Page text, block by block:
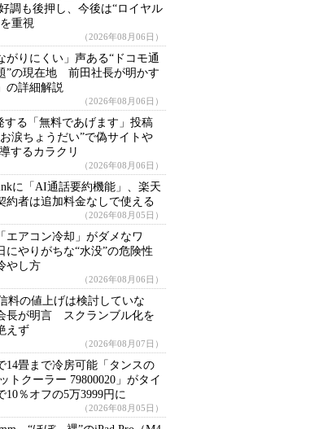
調も後押し、今後は“ロイヤル
重視
（2026年08月06日）
がりにくい」声ある“ドコモ通
”の現在地 前田社長が明かす
の詳細解説
（2026年08月06日）
する「無料であげます」投稿
涙ちょうだい”で偽サイトや
するカラクリ
（2026年08月06日）
に「AI通話要約機能」、楽天
約者は追加料金なしで使える
（2026年08月05日）
エアコン冷却」がダメなワ
やりがちな“水没”の危険性
やし方
（2026年08月06日）
料の値上げは検討していな
が明言 スクランブル化を
えず
（2026年08月07日）
14畳まで冷房可能「タンスの
トクーラー 79800020」がタイ
10％オフの5万3999円に
（2026年08月05日）